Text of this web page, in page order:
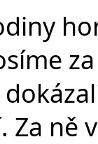
ně